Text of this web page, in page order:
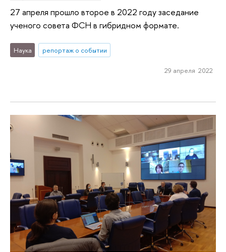
27 апреля прошло второе в 2022 году заседание
ученого совета ФСН в гибридном формате.
Наука репортаж о событии
29 апреля 2022